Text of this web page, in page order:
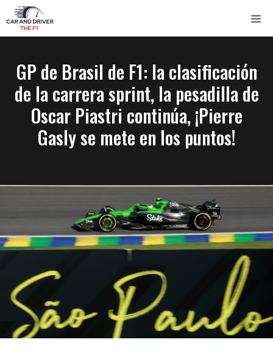
Saltar
al
contenido
GP de Brasil de F1: la clasificación
de la carrera sprint, la pesadilla de
Oscar Piastri continúa, ¡Pierre
Gasly se mete en los puntos!